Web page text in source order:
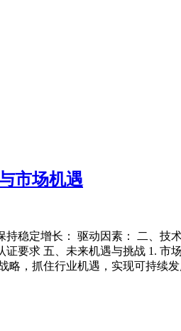
市场机遇
稳定增长： 驱动因素： 二、技
要求 五、未来机遇与挑战 1.
，抓住行业机遇，实现可持续发